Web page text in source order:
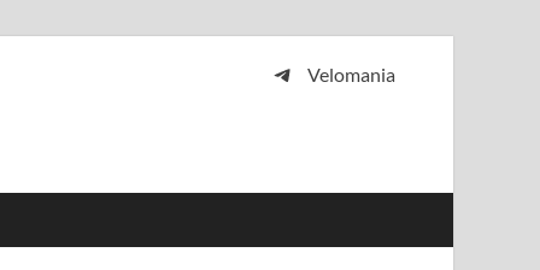
Velomania